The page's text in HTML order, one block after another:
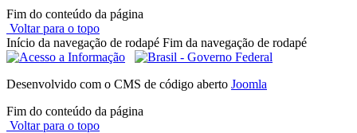
Fim do conteúdo da página
Voltar para o topo
Início da navegação de rodapé Fim da navegação de rodapé
Desenvolvido com o CMS de código aberto Joomla
Fim do conteúdo da página
Voltar para o topo